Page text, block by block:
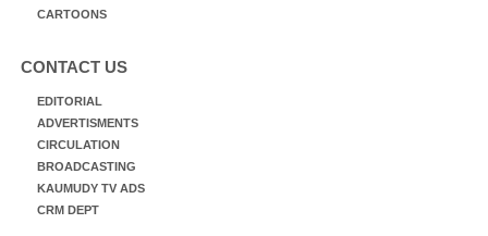
CARTOONS
CONTACT US
EDITORIAL
ADVERTISMENTS
CIRCULATION
BROADCASTING
KAUMUDY TV ADS
CRM DEPT